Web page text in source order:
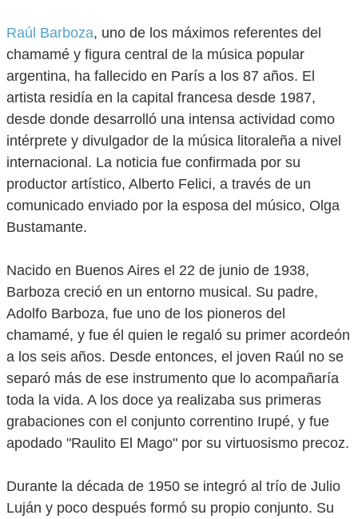
Raúl Barboza, uno de los máximos referentes del
chamamé y figura central de la música popular
argentina, ha fallecido en París a los 87 años. El
artista residía en la capital francesa desde 1987,
desde donde desarrolló una intensa actividad como
intérprete y divulgador de la música litoraleña a nivel
internacional. La noticia fue confirmada por su
productor artístico, Alberto Felici, a través de un
comunicado enviado por la esposa del músico, Olga
Bustamante.
Nacido en Buenos Aires el 22 de junio de 1938,
Barboza creció en un entorno musical. Su padre,
Adolfo Barboza, fue uno de los pioneros del
chamamé, y fue él quien le regaló su primer acordeón
a los seis años. Desde entonces, el joven Raúl no se
separó más de ese instrumento que lo acompañaría
toda la vida. A los doce ya realizaba sus primeras
grabaciones con el conjunto correntino Irupé, y fue
apodado "Raulito El Mago" por su virtuosismo precoz.
Durante la década de 1950 se integró al trío de Julio
Luján y poco después formó su propio conjunto. Su